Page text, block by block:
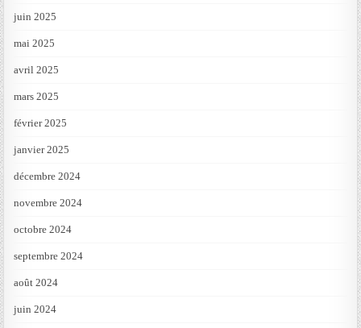
juin 2025
mai 2025
avril 2025
mars 2025
février 2025
janvier 2025
décembre 2024
novembre 2024
octobre 2024
septembre 2024
août 2024
juin 2024